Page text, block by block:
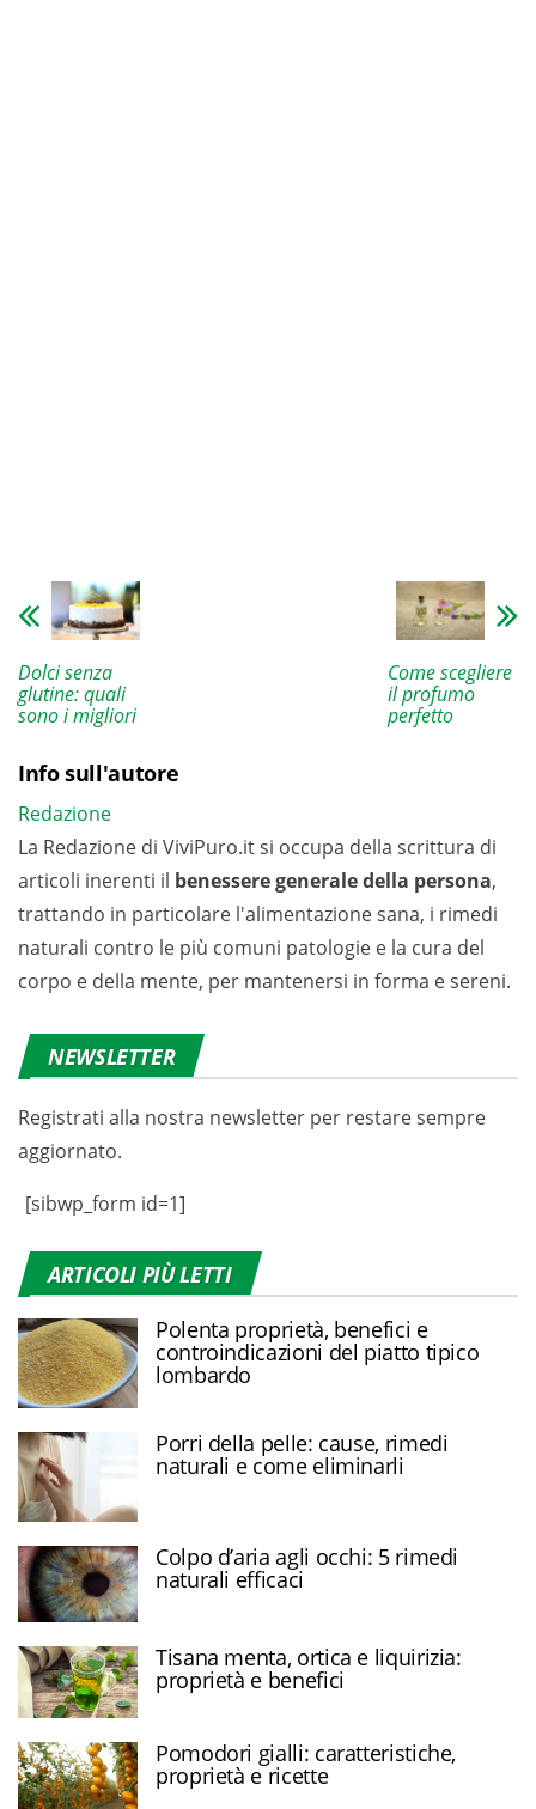
Dolci senza
glutine: quali
sono i migliori
Come scegliere
il profumo
perfetto
Info sull'autore
Redazione
La Redazione di ViviPuro.it si occupa della scrittura di
articoli inerenti il benessere generale della persona,
trattando in particolare l'alimentazione sana, i rimedi
naturali contro le più comuni patologie e la cura del
corpo e della mente, per mantenersi in forma e sereni.
NEWSLETTER
Registrati alla nostra newsletter per restare sempre
aggiornato.
[sibwp_form id=1]
ARTICOLI PIÙ LETTI
Polenta proprietà, benefici e
controindicazioni del piatto tipico
lombardo
Porri della pelle: cause, rimedi
naturali e come eliminarli
Colpo d’aria agli occhi: 5 rimedi
naturali efficaci
Tisana menta, ortica e liquirizia:
proprietà e benefici
Pomodori gialli: caratteristiche,
proprietà e ricette